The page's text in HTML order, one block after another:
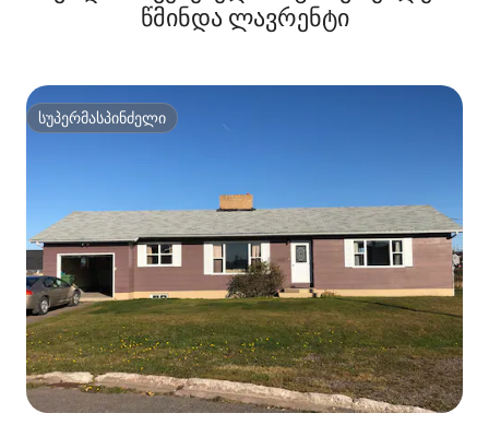
წმინდა ლავრენტი
სუპერმასპინძელი
სუპერმასპინძელი